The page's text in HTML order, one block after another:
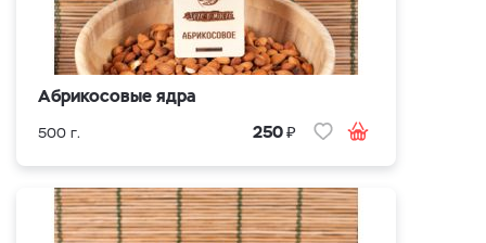
Абрикосовые ядра
500 г. 250₽